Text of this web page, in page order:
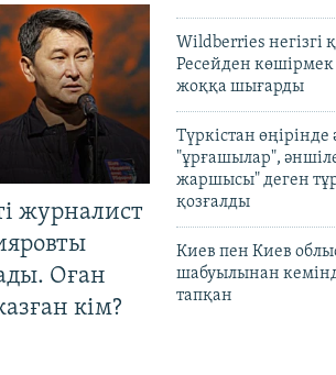
журналист
Оған
кім?
Wildberries негізгі
Ресейден
жоққа шығарды
Түркістан өңірінде
"ұрғашылар",
жаршысы" деген
қозғалды
Киев пен Киев
шабуылынан
тапқан